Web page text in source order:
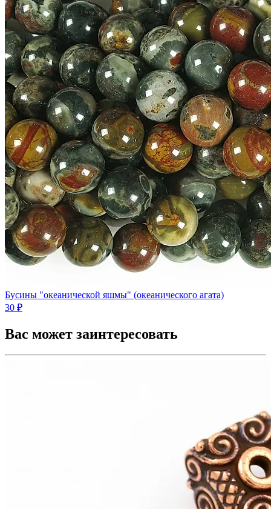
Бусины "океанической яшмы" (океанического агата)
30 ₽
Вас может заинтересовать